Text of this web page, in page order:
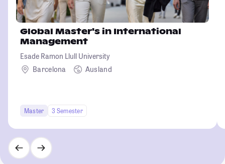
Global Master's in International
Management
Esade Ramon Llull University
Barcelona
Ausland
Master 3 Semester